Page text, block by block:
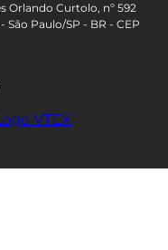
Orlando Curtolo, nº 592
Paulo/SP - BR - CEP